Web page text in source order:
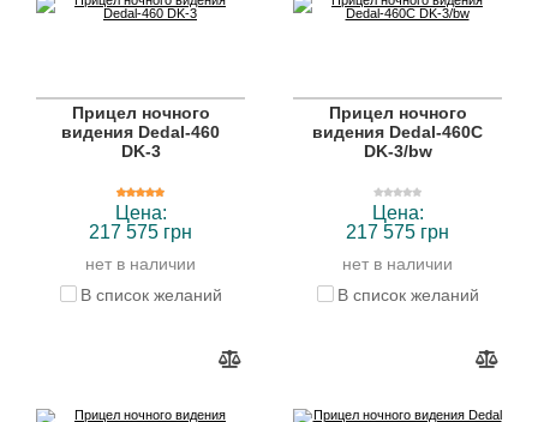
Прицел ночного
видения Dedal-460
DK-3
Цена:
217 575 грн
нет в наличии
В список желаний
Прицел ночного
видения Dedal-460C
DK-3/bw
Цена:
217 575 грн
нет в наличии
В список желаний